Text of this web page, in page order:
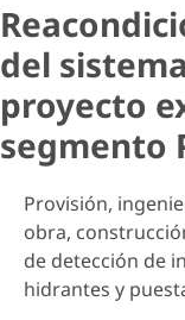
del
proyecto
segmento
Provisión,
obra,
de detección de
hidrantes y